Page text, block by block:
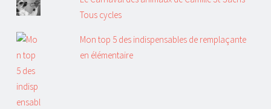
Tous cycles
Mon top 5 des indispensables de remplaçante
en élémentaire